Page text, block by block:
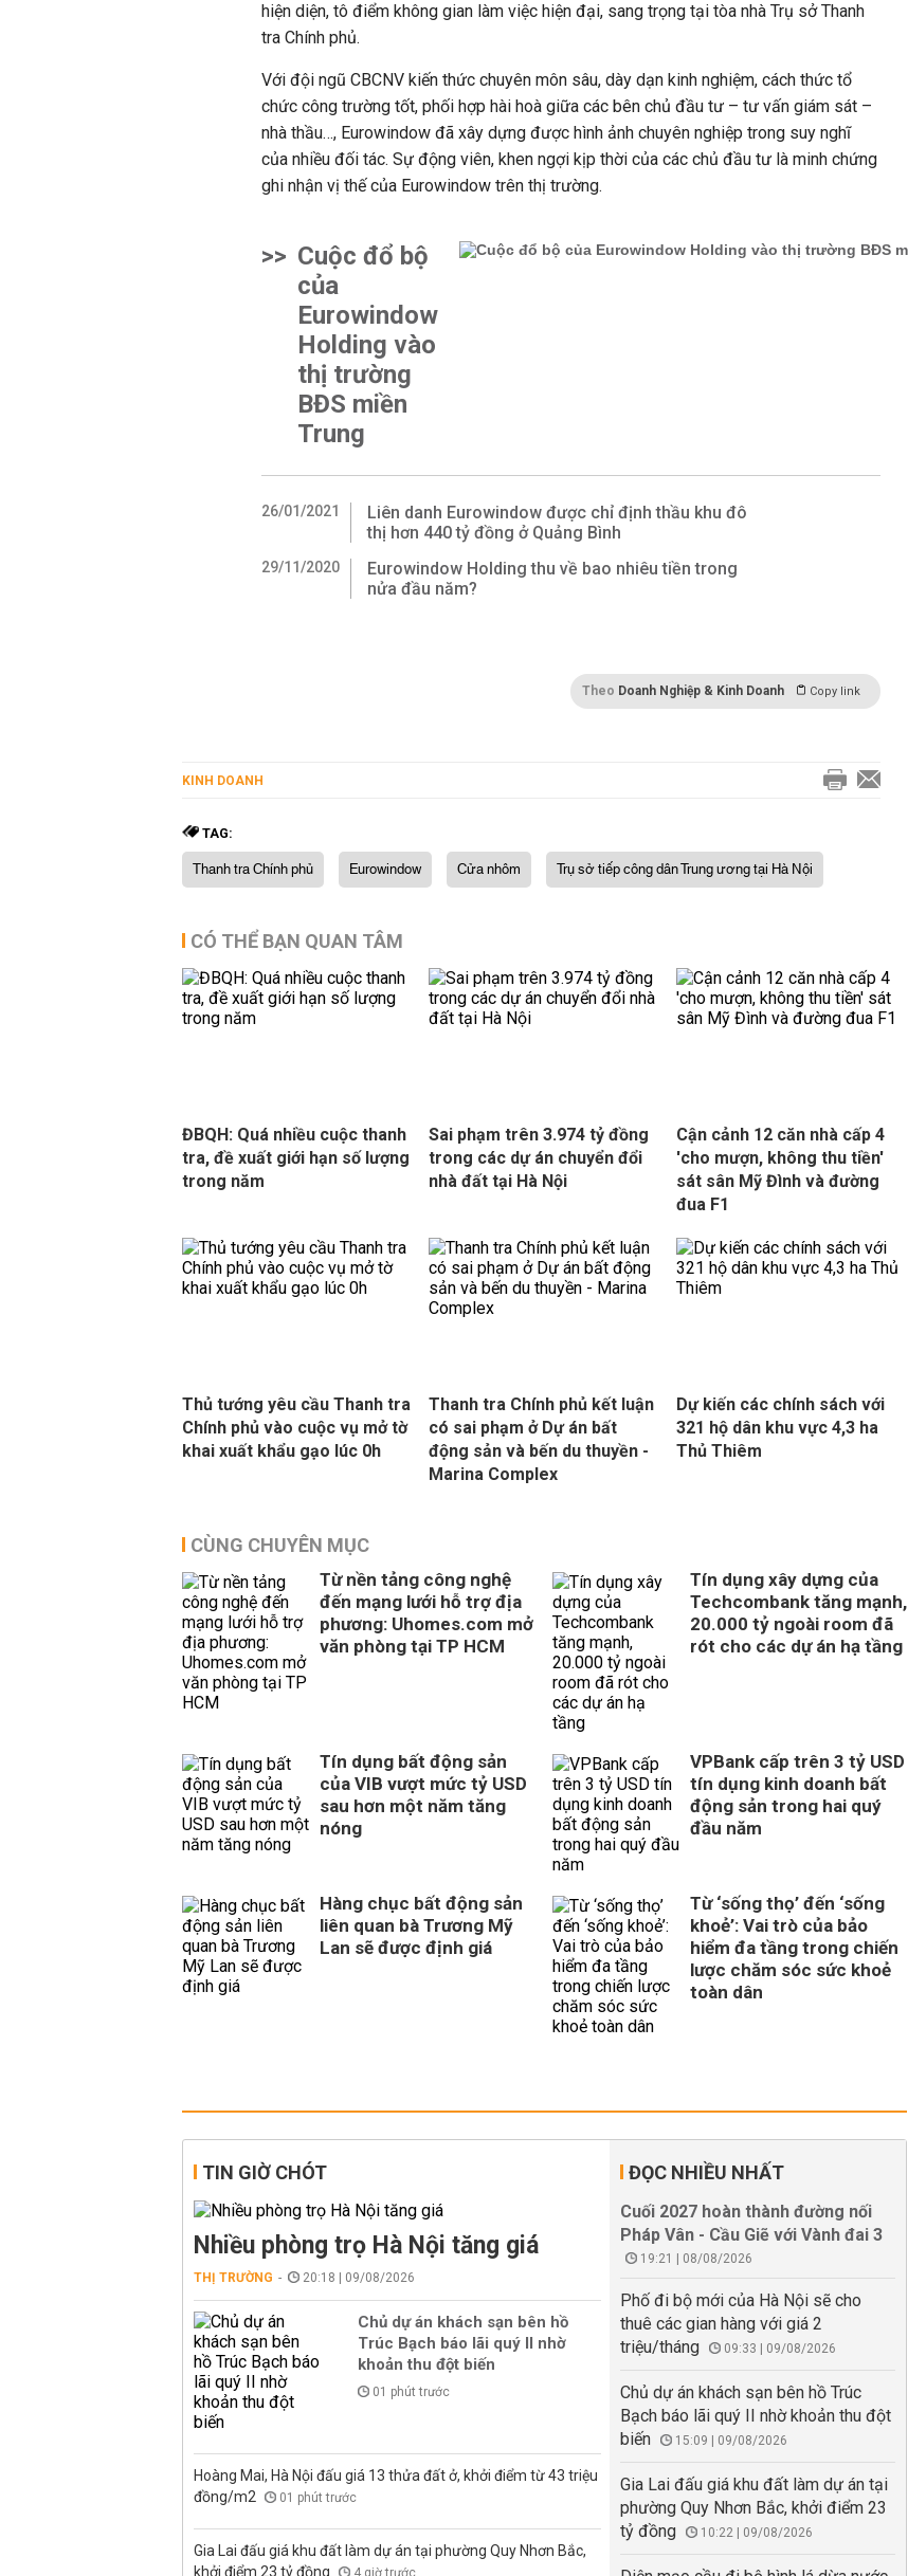
hiện diện, tô điểm không gian làm việc hiện đại, sang trọng tại tòa nhà Trụ sở Thanh
tra Chính phủ.
Với đội ngũ CBCNV kiến thức chuyên môn sâu, dày dạn kinh nghiệm, cách thức tổ
chức công trường tốt, phối hợp hài hoà giữa các bên chủ đầu tư – tư vấn giám sát –
nhà thầu…, Eurowindow đã xây dựng được hình ảnh chuyên nghiệp trong suy nghĩ
của nhiều đối tác. Sự động viên, khen ngợi kịp thời của các chủ đầu tư là minh chứng
ghi nhận vị thế của Eurowindow trên thị trường.
>> Cuộc đổ bộ
của
Eurowindow
Holding vào
thị trường
BĐS miền
Trung
26/01/2021
Liên danh Eurowindow được chỉ định thầu khu đô
thị hơn 440 tỷ đồng ở Quảng Bình
29/11/2020
Eurowindow Holding thu về bao nhiêu tiền trong
nửa đầu năm?
Theo Doanh Nghiệp & Kinh Doanh Copy link
KINH DOANH
TAG:
Thanh tra Chính phủ Eurowindow Cửa nhôm Trụ sở tiếp công dân Trung ương tại Hà Nội
CÓ THỂ BẠN QUAN TÂM
ĐBQH: Quá nhiều cuộc thanh
tra, đề xuất giới hạn số lượng
trong năm
Sai phạm trên 3.974 tỷ đồng
trong các dự án chuyển đổi
nhà đất tại Hà Nội
Cận cảnh 12 căn nhà cấp 4
'cho mượn, không thu tiền'
sát sân Mỹ Đình và đường
đua F1
Thủ tướng yêu cầu Thanh tra
Chính phủ vào cuộc vụ mở tờ
khai xuất khẩu gạo lúc 0h
Thanh tra Chính phủ kết luận
có sai phạm ở Dự án bất
động sản và bến du thuyền -
Marina Complex
Dự kiến các chính sách với
321 hộ dân khu vực 4,3 ha
Thủ Thiêm
CÙNG CHUYÊN MỤC
Từ nền tảng công nghệ
đến mạng lưới hỗ trợ địa
phương: Uhomes.com mở
văn phòng tại TP HCM
Tín dụng xây dựng của
Techcombank tăng mạnh,
20.000 tỷ ngoài room đã
rót cho các dự án hạ tầng
Tín dụng bất động sản
của VIB vượt mức tỷ USD
sau hơn một năm tăng
nóng
VPBank cấp trên 3 tỷ USD
tín dụng kinh doanh bất
động sản trong hai quý
đầu năm
Hàng chục bất động sản
liên quan bà Trương Mỹ
Lan sẽ được định giá
Từ ‘sống thọ’ đến ‘sống
khoẻ’: Vai trò của bảo
hiểm đa tầng trong chiến
lược chăm sóc sức khoẻ
toàn dân
TIN GIỜ CHÓT
Nhiều phòng trọ Hà Nội tăng giá
THỊ TRƯỜNG 20:18 | 09/08/2026
Chủ dự án khách sạn bên hồ
Trúc Bạch báo lãi quý II nhờ
khoản thu đột biến
01 phút trước
Hoàng Mai, Hà Nội đấu giá 13 thửa đất ở, khởi điểm từ 43 triệu
đồng/m2
01 phút trước
Gia Lai đấu giá khu đất làm dự án tại phường Quy Nhơn Bắc,
khởi điểm 23 tỷ đồng
4 giờ trước
ĐỌC NHIỀU NHẤT
Cuối 2027 hoàn thành đường nối
Pháp Vân - Cầu Giẽ với Vành đai 3
19:21 | 08/08/2026
Phố đi bộ mới của Hà Nội sẽ cho
thuê các gian hàng với giá 2
triệu/tháng
09:33 | 09/08/2026
Chủ dự án khách sạn bên hồ Trúc
Bạch báo lãi quý II nhờ khoản thu đột
biến
15:09 | 09/08/2026
Gia Lai đấu giá khu đất làm dự án tại
phường Quy Nhơn Bắc, khởi điểm 23
tỷ đồng
10:22 | 09/08/2026